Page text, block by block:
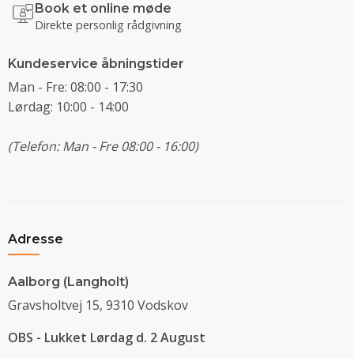
Book et online møde
Direkte personlig rådgivning
Kundeservice åbningstider
Man - Fre: 08:00 - 17:30
Lørdag: 10:00 - 14:00
(Telefon: Man - Fre 08:00 - 16:00)
Adresse
Aalborg (Langholt)
Gravsholtvej 15, 9310 Vodskov
OBS - Lukket Lørdag d. 2 August